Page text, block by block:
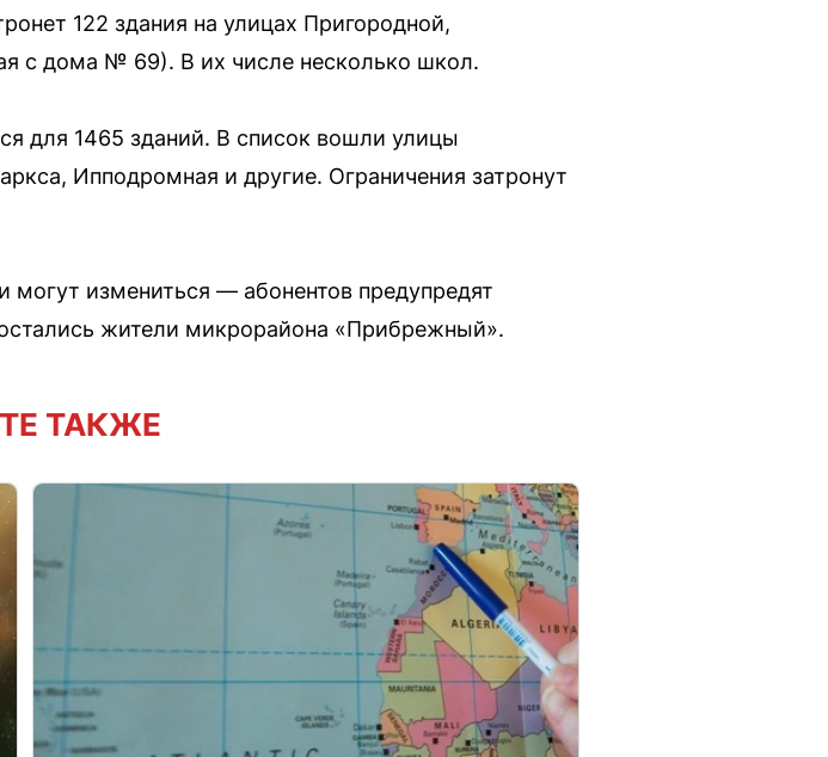
122 здания на улицах Пригородной,
с дома № 69). В их числе несколько школ.
для 1465 зданий. В список вошли улицы
Ипподромная и другие. Ограничения затронут
измениться — абонентов предупредят
жители микрорайона «Прибрежный».
ТАКЖЕ